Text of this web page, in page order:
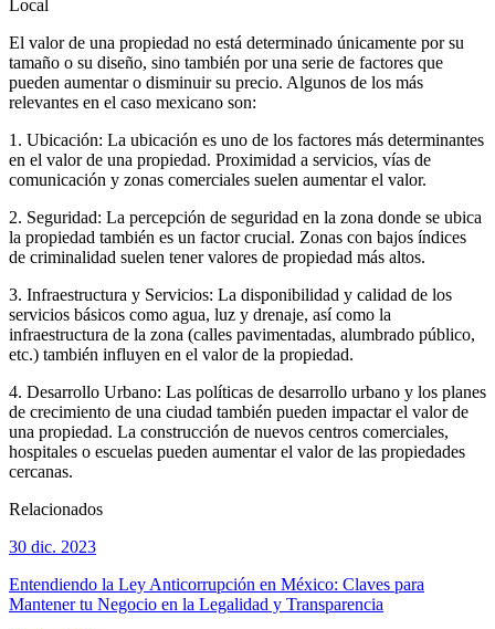
Local
El valor de una propiedad no está determinado únicamente por su
tamaño o su diseño, sino también por una serie de factores que
pueden aumentar o disminuir su precio. Algunos de los más
relevantes en el caso mexicano son:
1. Ubicación: La ubicación es uno de los factores más determinantes
en el valor de una propiedad. Proximidad a servicios, vías de
comunicación y zonas comerciales suelen aumentar el valor.
2. Seguridad: La percepción de seguridad en la zona donde se ubica
la propiedad también es un factor crucial. Zonas con bajos índices
de criminalidad suelen tener valores de propiedad más altos.
3. Infraestructura y Servicios: La disponibilidad y calidad de los
servicios básicos como agua, luz y drenaje, así como la
infraestructura de la zona (calles pavimentadas, alumbrado público,
etc.) también influyen en el valor de la propiedad.
4. Desarrollo Urbano: Las políticas de desarrollo urbano y los planes
de crecimiento de una ciudad también pueden impactar el valor de
una propiedad. La construcción de nuevos centros comerciales,
hospitales o escuelas pueden aumentar el valor de las propiedades
cercanas.
Relacionados
30 dic. 2023
Entendiendo la Ley Anticorrupción en México: Claves para
Mantener tu Negocio en la Legalidad y Transparencia